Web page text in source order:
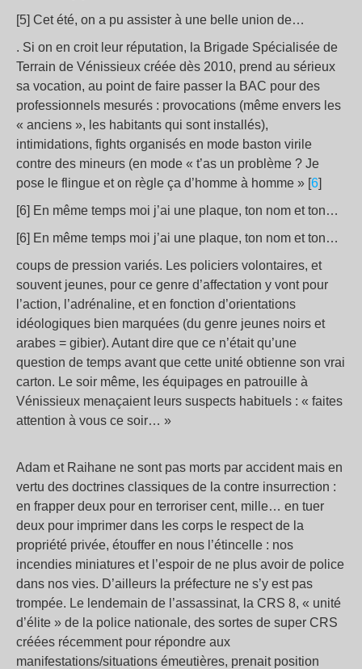
[5] Cet été, on a pu assister à une belle union de…
. Si on en croit leur réputation, la Brigade Spécialisée de
Terrain de Vénissieux créée dès 2010, prend au sérieux
sa vocation, au point de faire passer la BAC pour des
professionnels mesurés : provocations (même envers les
« anciens », les habitants qui sont installés),
intimidations, fights organisés en mode baston virile
contre des mineurs (en mode « t’as un problème ? Je
pose le flingue et on règle ça d’homme à homme » [6]
[6] En même temps moi j’ai une plaque, ton nom et ton…
[6] En même temps moi j’ai une plaque, ton nom et ton…
coups de pression variés. Les policiers volontaires, et
souvent jeunes, pour ce genre d’affectation y vont pour
l’action, l’adrénaline, et en fonction d’orientations
idéologiques bien marquées (du genre jeunes noirs et
arabes = gibier). Autant dire que ce n’était qu’une
question de temps avant que cette unité obtienne son vrai
carton. Le soir même, les équipages en patrouille à
Vénissieux menaçaient leurs suspects habituels : « faites
attention à vous ce soir… »
Adam et Raihane ne sont pas morts par accident mais en
vertu des doctrines classiques de la contre insurrection :
en frapper deux pour en terroriser cent, mille… en tuer
deux pour imprimer dans les corps le respect de la
propriété privée, étouffer en nous l’étincelle : nos
incendies miniatures et l’espoir de ne plus avoir de police
dans nos vies. D’ailleurs la préfecture ne s’y est pas
trompée. Le lendemain de l’assassinat, la CRS 8, « unité
d’élite » de la police nationale, des sortes de super CRS
créées récemment pour répondre aux
manifestations/situations émeutières, prenait position